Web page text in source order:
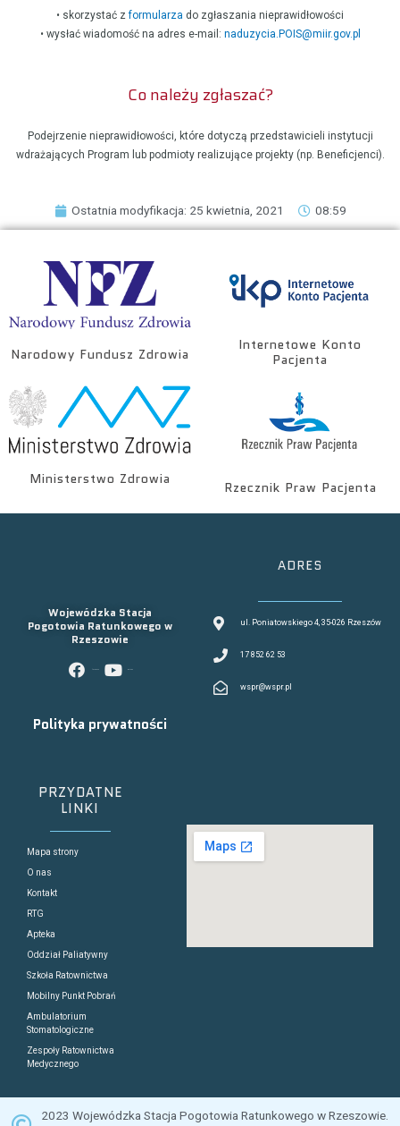
• skorzystać zformularza do zgłaszania nieprawidłowości
• wysłać wiadomość na adres e-mail: naduzycia.POIS@miir.gov.pl
Co należy zgłaszać?
Podejrzenie nieprawidłowości, które dotyczą przedstawicieli instytucji
wdrażających Program lub podmioty realizujące projekty (np. Beneficjenci).
Ostatnia modyfikacja: 25 kwietnia, 2021 08:59
Narodowy Fundusz Zdrowia
Internetowe Konto
Pacjenta
Ministerstwo Zdrowia
Rzecznik Praw Pacjenta
Wojewódzka Stacja
Pogotowia Ratunkowego w
Rzeszowie
Polityka prywatności
ADRES
ul. Poniatowskiego 4, 35-026 Rzeszów
17 852 62 53
wspr@wspr.pl
PRZYDATNE
LINKI
Mapa strony
O nas
Kontakt
RTG
Apteka
Oddział Paliatywny
Szkoła Ratownictwa
Mobilny Punkt Pobrań
Ambulatorium
Stomatologiczne
Zespoły Ratownictwa
Medycznego
2023 Wojewódzka Stacja Pogotowia Ratunkowego w Rzeszowie.